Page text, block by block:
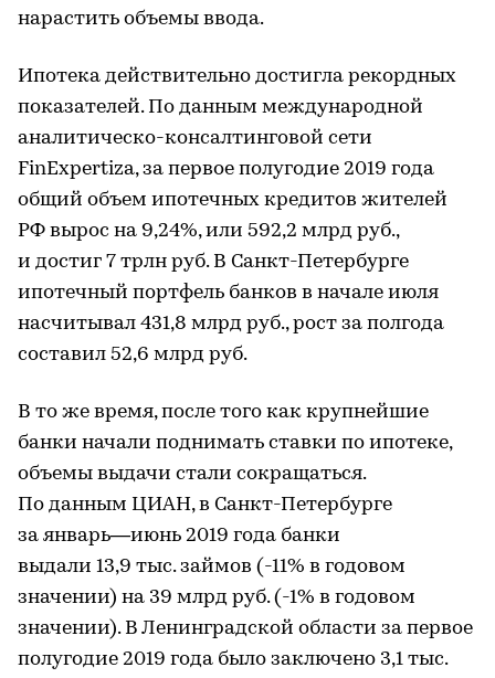
нарастить объемы ввода.
Ипотека действительно достигла рекордных
показателей. По данным международной
аналитическо-консалтинговой сети
FinExpertiza, за первое полугодие 2019 года
общий объем ипотечных кредитов жителей
РФ вырос на 9,24%, или 592,2 млрд руб.,
и достиг 7 трлн руб. В Санкт-Петербурге
ипотечный портфель банков в начале июля
насчитывал 431,8 млрд руб., рост за полгода
составил 52,6 млрд руб.
В то же время, после того как крупнейшие
банки начали поднимать ставки по ипотеке,
объемы выдачи стали сокращаться.
По данным ЦИАН, в Санкт-Петербурге
за январь—июнь 2019 года банки
выдали 13,9 тыс. займов (-11% в годовом
значении) на 39 млрд руб. (-1% в годовом
значении). В Ленинградской области за первое
полугодие 2019 года было заключено 3,1 тыс.